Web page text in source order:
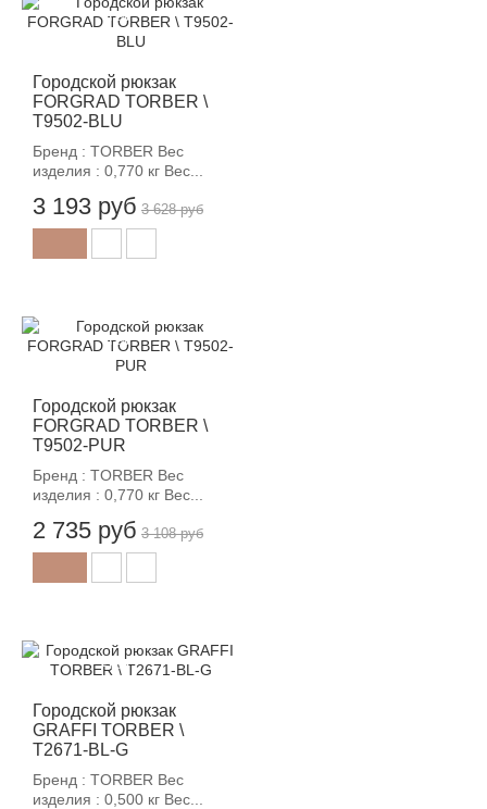
Городской рюкзак
FORGRAD TORBER \
T9502-BLU
Бренд : TORBER Вес
изделия : 0,770 кг Вес...
3 193 руб
-12%
3 628 руб
Городской рюкзак
FORGRAD TORBER \
T9502-PUR
Бренд : TORBER Вес
изделия : 0,770 кг Вес...
2 735 руб
-12%
3 108 руб
Городской рюкзак
GRAFFI TORBER \
T2671-BL-G
Бренд : TORBER Вес
изделия : 0,500 кг Вес...
-12%